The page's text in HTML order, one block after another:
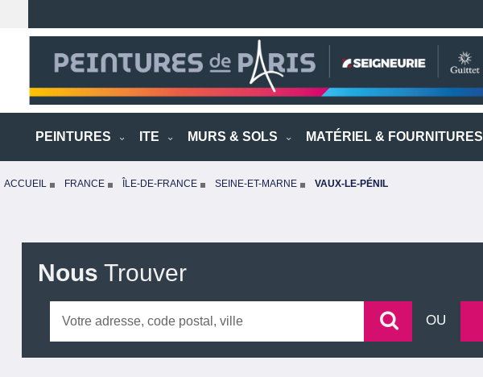
PEINTURES ITE MURS & SOLS MATÉRIEL & FOURNITURES
ACCUEIL FRANCE ÎLE-DE-FRANCE SEINE-ET-MARNE VAUX-LE-PÉNIL
Nous Trouver